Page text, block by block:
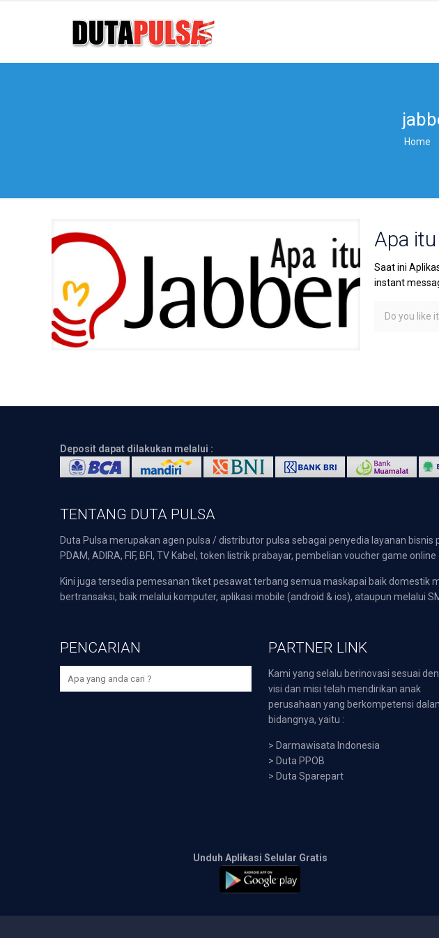
Home
Apa
Saat ini
instant
Do you like
Deposit dapat dilakukan melalui :
TENTANG DUTA PULSA
Duta Pulsa merupakan agen pulsa / distributor pulsa sebagai penyedia layanan
PDAM, ADIRA, FIF, BFI, TV Kabel, token listrik prabayar, pembelian voucher game
Kini juga tersedia pemesanan tiket pesawat terbang semua maskapai baik
bertransaksi, baik melalui komputer, aplikasi mobile (android & ios), ataupun melalui
PENCARIAN PARTNER LINK
Kami yang selalu berinovasi sesuai
visi dan misi telah mendirikan anak
perusahaan yang berkompetensi
bidangnya, yaitu :
> Darmawisata Indonesia
> Duta PPOB
> Duta Sparepart
Unduh Aplikasi Selular Gratis